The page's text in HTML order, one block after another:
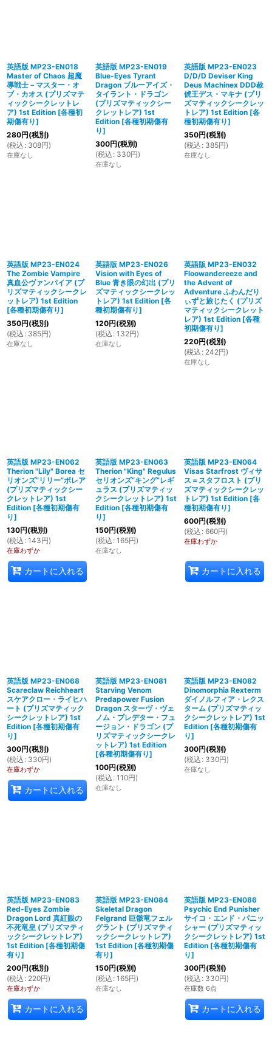
英語版 MP23-EN018
Master of Chaos 超魔
導戦士－マスター・オ
ブ・カオス (プリズマテ
ィックシークレットレ
ア) 1st Edition [各種初
期傷有り]
280円(税別)
(税込 : 308円)
在庫なし
英語版 MP23-EN019
Blue-Eyes Tyrant
Dragon ブルーアイズ・
タイラント・ドラゴン
(プリズマティックシー
クレットレア) 1st
Edition [各種初期傷有
り]
300円(税別)
(税込 : 330円)
在庫なし
英語版 MP23-EN023
D/D/D Deviser King
Deus Machinex DDD赦
俿王デス・マキナ (プリ
ズマティックシークレッ
トレア) 1st Edition [各
種初期傷有り]
350円(税別)
(税込 : 385円)
在庫なし
英語版 MP23-EN024
The Zombie Vampire
真血公ヴァンパイア (プ
リズマティックシークレ
ットレア) 1st Edition
[各種初期傷有り]
350円(税別)
(税込 : 385円)
在庫なし
英語版 MP23-EN026
Vision with Eyes of
Blue 青き眼の幻出 (プリ
ズマティックシークレッ
トレア) 1st Edition [各
種初期傷有り]
120円(税別)
(税込 : 132円)
在庫なし
英語版 MP23-EN032
Floowandereeze and
the Advent of
Adventure ふわんだり
ぃずと旅じたく (プリズ
マティックシークレット
レア) 1st Edition [各種
初期傷有り]
220円(税別)
(税込 : 242円)
在庫なし
英語版 MP23-EN062
Therion "Lily" Borea セ
リオンズ“リリー”ボレア
(プリズマティックシー
クレットレア) 1st
Edition [各種初期傷有
り]
130円(税別)
(税込 : 143円)
在庫わずか
カートに入れる
英語版 MP23-EN063
Therion "King" Regulus
セリオンズ“キング”レギ
ュラス (プリズマティッ
クシークレットレア) 1st
Edition [各種初期傷有
り]
150円(税別)
(税込 : 165円)
在庫なし
英語版 MP23-EN064
Visas Starfrost ヴィサ
ス＝スタフロスト (プリ
ズマティックシークレッ
トレア) 1st Edition [各
種初期傷有り]
600円(税別)
(税込 : 660円)
在庫わずか
カートに入れる
英語版 MP23-EN068
Scareclaw Reichheart
スケアクロー・ライヒハ
ート (プリズマティック
シークレットレア) 1st
Edition [各種初期傷有
り]
300円(税別)
(税込 : 330円)
在庫わずか
カートに入れる
英語版 MP23-EN081
Starving Venom
Predapower Fusion
Dragon スターヴ・ヴェ
ノム・プレデター・フュ
ージョン・ドラゴン (プ
リズマティックシークレ
ットレア) 1st Edition
[各種初期傷有り]
100円(税別)
(税込 : 110円)
在庫なし
英語版 MP23-EN082
Dinomorphia Rexterm
ダイノルフィア・レクス
ターム (プリズマティッ
クシークレットレア) 1st
Edition [各種初期傷有
り]
300円(税別)
(税込 : 330円)
在庫なし
英語版 MP23-EN083
Red-Eyes Zombie
Dragon Lord 真紅眼の
不死竜皇 (プリズマティ
ックシークレットレア)
1st Edition [各種初期傷
有り]
200円(税別)
(税込 : 220円)
在庫わずか
カートに入れる
英語版 MP23-EN084
Skeletal Dragon
Felgrand 巨骸竜フェル
グラント (プリズマティ
ックシークレットレア)
1st Edition [各種初期傷
有り]
150円(税別)
(税込 : 165円)
在庫なし
英語版 MP23-EN086
Psychic End Punisher
サイコ・エンド・パニッ
シャー (プリズマティッ
クシークレットレア) 1st
Edition [各種初期傷有
り]
300円(税別)
(税込 : 330円)
在庫数 6点
カートに入れる